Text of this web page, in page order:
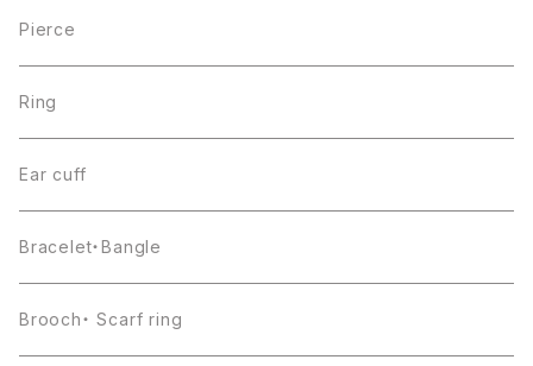
Pierce
Ring
Ear cuff
Bracelet・Bangle
Brooch・ Scarf ring